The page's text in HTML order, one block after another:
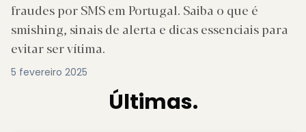
fraudes por SMS em Portugal. Saiba o que é
smishing, sinais de alerta e dicas essenciais para
evitar ser vítima.
5 fevereiro 2025
Últimas.